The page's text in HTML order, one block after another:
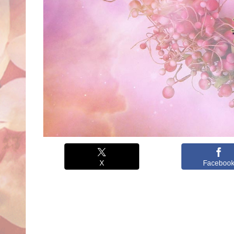
X Facebook